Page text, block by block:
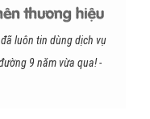
luôn tin dùng dịch vụ
9 năm vừa qua! -